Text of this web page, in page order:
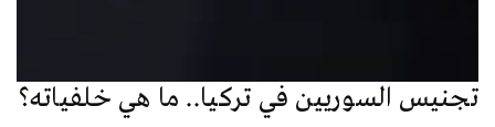
تجنيس السوريين في تركيا.. ما هي خلفياته؟